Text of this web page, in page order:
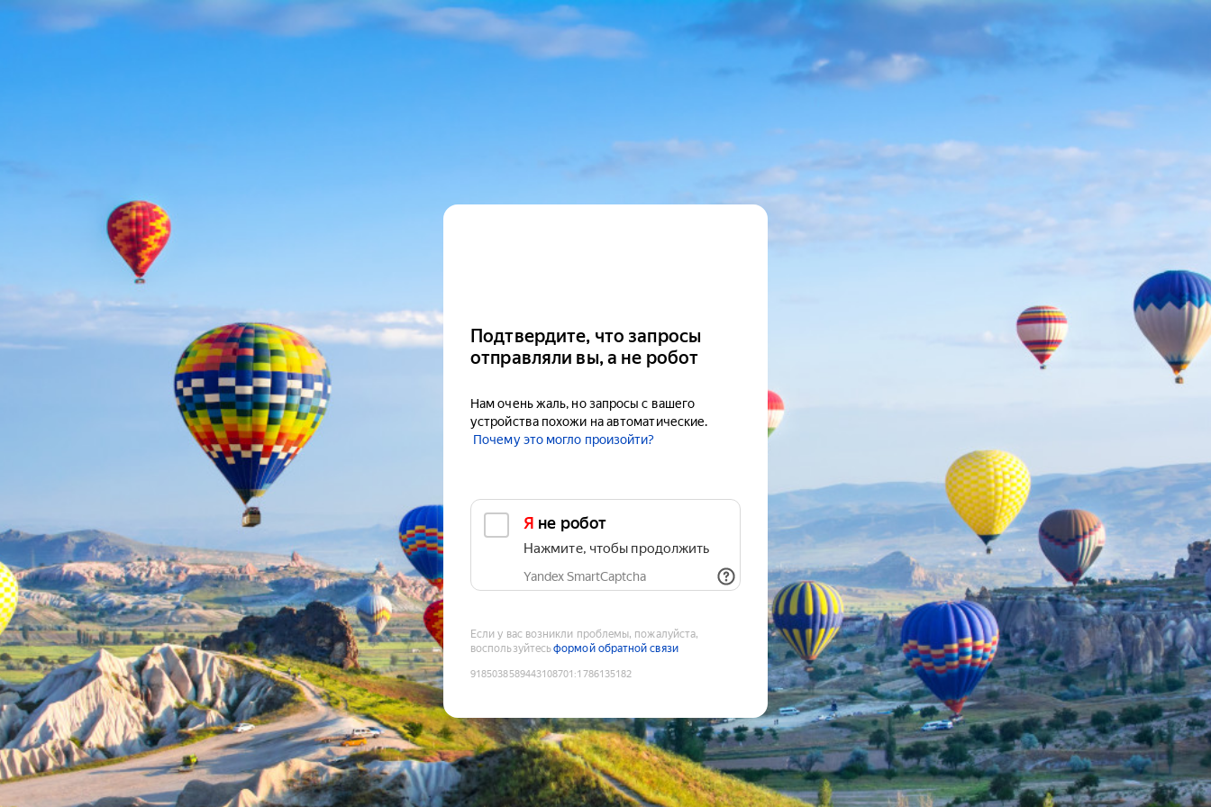
Подтвердите, что запросы
отправляли вы, а не робот
Нам очень жаль, но запросы с вашего
устройства похожи на автоматические.
Почему это могло произойти?
Я не робот
Нажмите, чтобы продолжить
Yandex SmartCaptcha
Если у вас возникли проблемы, пожалуйста,
воспользуйтесьформой обратной связи
9185038589443108701 :1786135182